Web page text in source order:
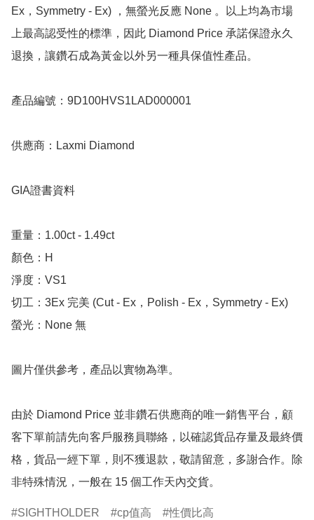
Ex，Symmetry - Ex) ，無螢光反應 None 。以上均為市場
上最高認受性的標準，因此 Diamond Price 承諾保證永久
退換，讓鑽石成為黃金以外另一種具保值性產品。
產品編號：9D100HVS1LAD000001
供應商：Laxmi Diamond
GIA證書資料
重量：1.00ct - 1.49ct
顏色：H
淨度：VS1
切工：3Ex 完美 (Cut - Ex，Polish - Ex，Symmetry - Ex)
螢光：None 無
圖片僅供參考，產品以實物為準。
由於 Diamond Price 並非鑽石供應商的唯一銷售平台，顧
客下單前請先向客戶服務員聯絡，以確認貨品存量及最終價
格，貨品一經下單，則不獲退款，敬請留意，多謝合作。除
非特殊情況，一般在 15 個工作天內交貨。
SIGHTHOLDER cp值高 性價比高